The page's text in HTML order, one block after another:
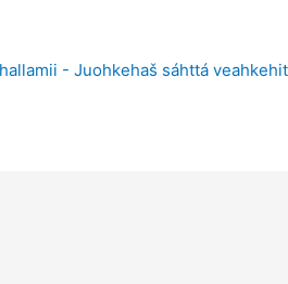
- Juohkehaš sáhttá